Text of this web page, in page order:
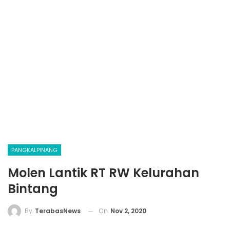
PANGKALPINANG
Molen Lantik RT RW Kelurahan
Bintang
By TerabasNews On Nov 2, 2020